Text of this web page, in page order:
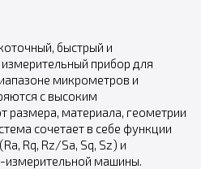
быстрый и
прибор для
микрометров и
с высоким
размера, материала, геометрии
сочетает в себе функции
Rq, Rz/Sa, Sq, Sz) и
машины.